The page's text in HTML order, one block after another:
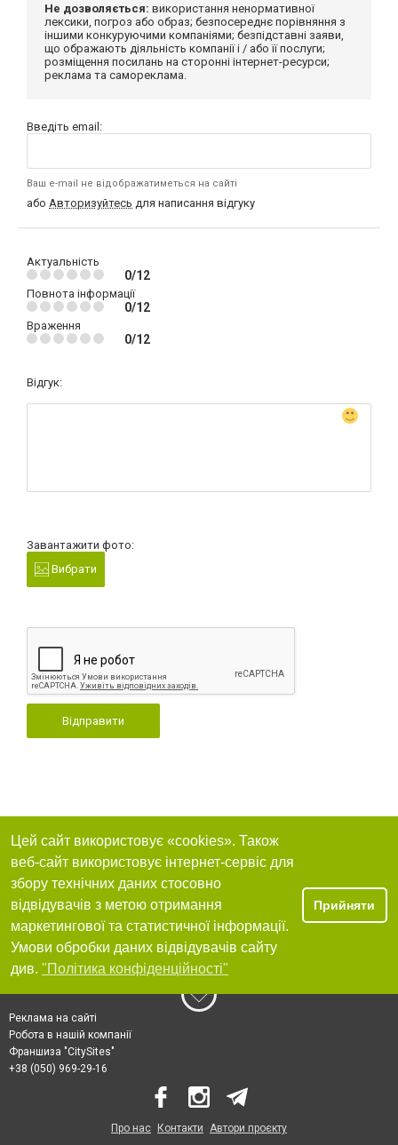
Не дозволяється: використання ненормативної
лексики, погроз або образ; безпосереднє порівняння з
іншими конкуруючими компаніями; безпідставні заяви,
що ображають діяльність компанії і / або її послуги;
розміщення посилань на сторонні інтернет-ресурси;
реклама та самореклама.
Введіть email:
Ваш e-mail не відображатиметься на сайті
або Авторизуйтесь для написання відгуку
Актуальність
0/12
Повнота інформації
0/12
Враження
0/12
Відгук:
Завантажити фото:
Вибрати
Відправити
Цей сайт використовує «cookies». Також
веб-сайт використовує інтернет-сервіс для
збору технічних даних стосовно
відвідувачів з метою отримання
маркетингової та статистичної інформації.
Умови обробки даних відвідувачів сайту
див. "Політика конфіденційності"
Прийняти
Реклама на сайті
Робота в нашій компанії
Франшиза "CitySites"
+38 (050) 969-29-16
Про нас Контакти Автори проєкту